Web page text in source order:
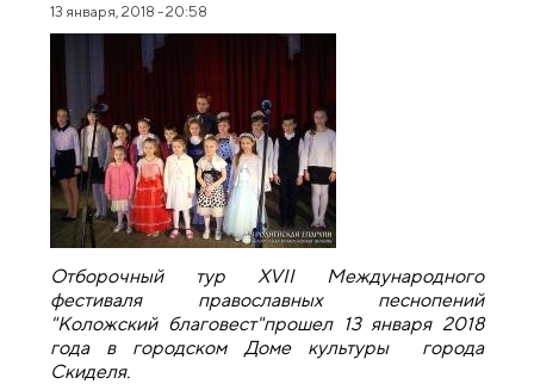
13 января, 2018 - 20:58
Отборочный тур XVII Международного
фестиваля православных песнопений
"Коложский благовест"прошел 13 января 2018
года в городском Доме культуры города
Скиделя.